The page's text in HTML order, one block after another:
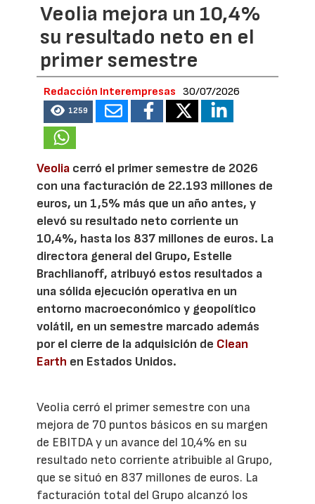
Veolia mejora un 10,4%
su resultado neto en el
primer semestre
Redacción Interempresas 30/07/2026
1259
Veolia cerró el primer semestre de 2026
con una facturación de 22.193 millones de
euros, un 1,5% más que un año antes, y
elevó su resultado neto corriente un
10,4%, hasta los 837 millones de euros. La
directora general del Grupo, Estelle
Brachlianoff, atribuyó estos resultados a
una sólida ejecución operativa en un
entorno macroeconómico y geopolítico
volátil, en un semestre marcado además
por el cierre de la adquisición de Clean
Earth en Estados Unidos.
Veolia cerró el primer semestre con una
mejora de 70 puntos básicos en su margen
de EBITDA y un avance del 10,4% en su
resultado neto corriente atribuible al Grupo,
que se situó en 837 millones de euros. La
facturación total del Grupo alcanzó los